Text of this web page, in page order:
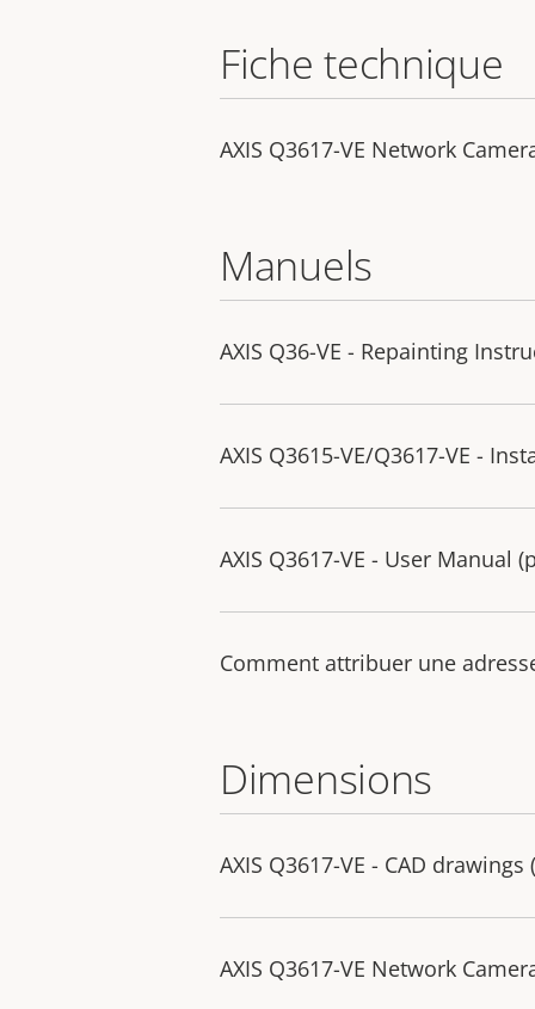
Fiche technique
AXIS Q3617-VE Network
Manuels
AXIS Q36-VE - Repainting
AXIS Q3615-VE/Q3617-VE -
AXIS Q3617-VE - User Manual
Comment attribuer une
Dimensions
AXIS Q3617-VE - CAD drawings
AXIS Q3617-VE Network